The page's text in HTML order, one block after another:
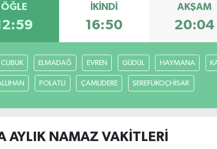
ÖĞLE İKINDI
16:50
AKŞAM
20:04
CUBUK ELMADAĞ EVREN GÜDÜL HAYMANA
POLATLI ÇAMLIDERE ŞEREFLİKOÇHİSAR
AYLIK NAMAZ VAKITLERI